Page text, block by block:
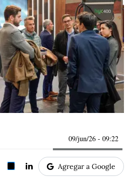
09/jun/26 - 09:22
Agregar a Google